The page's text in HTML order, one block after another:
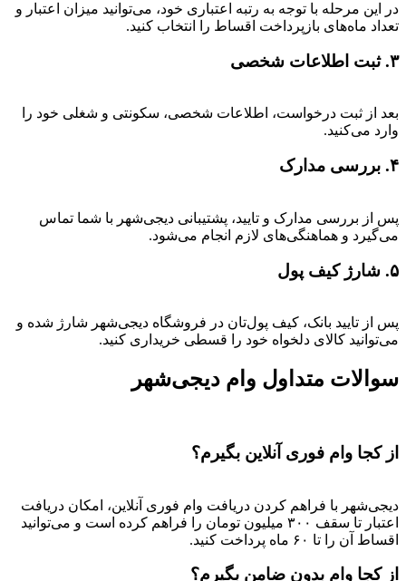
در این مرحله با توجه به رتبه اعتباری خود، می‌توانید میزان اعتبار و
تعداد ماه‌های بازپرداخت اقساط را انتخاب کنید.
۳. ثبت اطلاعات شخصی
بعد از ثبت درخواست، اطلاعات شخصی، سکونتی و شغلی خود را
وارد می‌کنید.
۴. بررسی مدارک
پس از بررسی مدارک و تایید، پشتیبانی دیجی‌شهر با شما تماس
می‌گیرد و هماهنگی‌های لازم انجام می‌شود.
۵. شارژ کیف پول
پس از تایید بانک، کیف پول‌تان در فروشگاه دیجی‌شهر شارژ شده و
می‌توانید کالای دلخواه خود را قسطی خریداری کنید.
سوالات متداول وام دیجی‌شهر
از کجا وام فوری آنلاین بگیرم؟
دیجی‌شهر با فراهم کردن دریافت وام فوری آنلاین، امکان دریافت
اعتبار تا سقف ۳۰۰ میلیون تومان را فراهم کرده است و می‌توانید
اقساط آن را تا ۶۰ ماه پرداخت کنید.
از کجا وام بدون ضامن بگیرم؟